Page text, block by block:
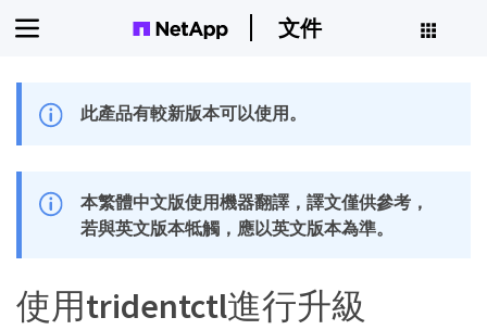
文件
此產品有較新版本可以使用。
本繁體中文版使用機器翻譯，譯文僅供參考，
若與英文版本牴觸，應以英文版本為準。
使用tridentctl進行升級